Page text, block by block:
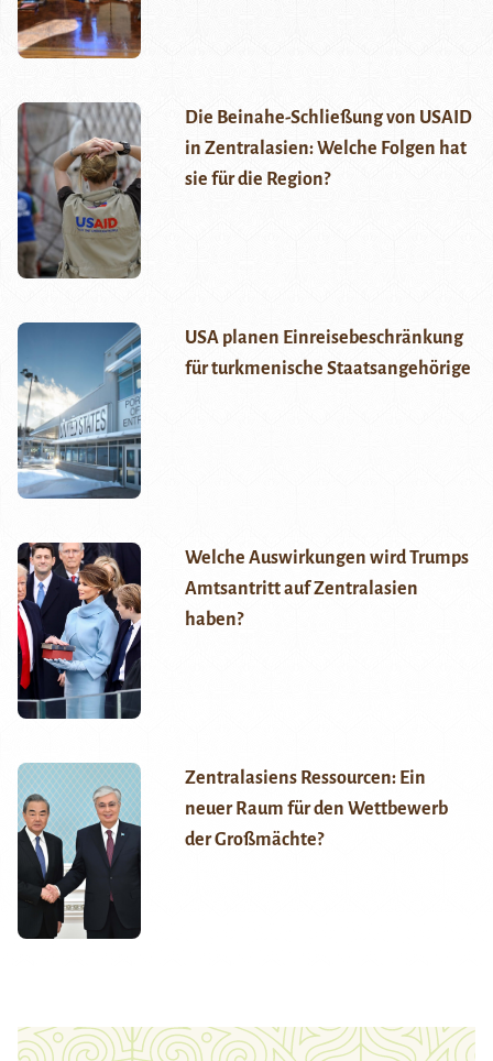
Die Beinahe-Schließung von USAID
in Zentralasien: Welche Folgen hat
sie für die Region?
USA planen Einreisebeschränkung
für turkmenische Staatsangehörige
Welche Auswirkungen wird Trumps
Amtsantritt auf Zentralasien
haben?
Zentralasiens Ressourcen: Ein
neuer Raum für den Wettbewerb
der Großmächte?